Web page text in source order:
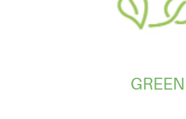
GREEN